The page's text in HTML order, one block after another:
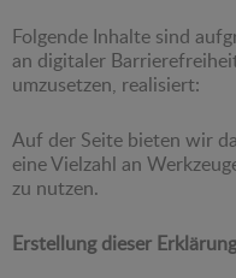
Folgende Inhalte sind
an digitaler
umzusetzen, realisiert:
Auf der Seite bieten wir
eine Vielzahl an
zu nutzen.
Erstellung dieser